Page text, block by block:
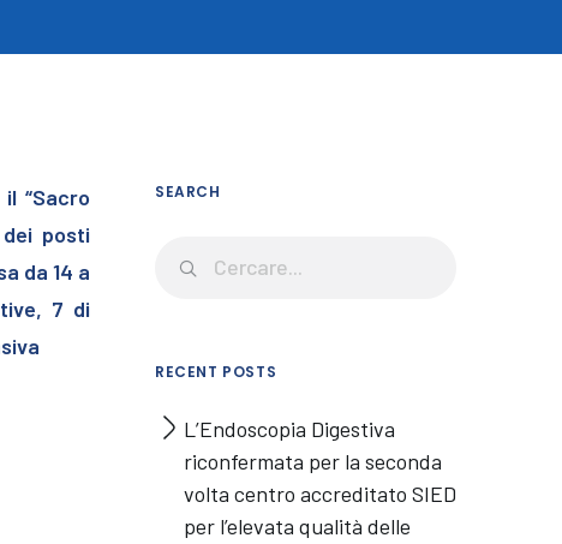
“Sacro
dei posti
da 14 a
7 di
SEARCH
RECENT POSTS
L’Endoscopia Digestiva
riconfermata per la seconda
volta centro accreditato SIED
per l’elevata qualità delle